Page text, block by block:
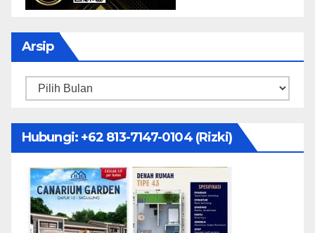
Arsip
Arsip
Hubungi: ‪+62 813-7147-0104‬ (Rizki)